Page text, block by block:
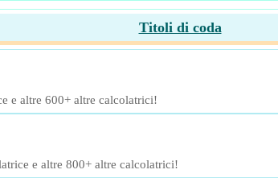
Titoli di coda
e altre 600+ altre calcolatrici!
e altre 800+ altre calcolatrici!